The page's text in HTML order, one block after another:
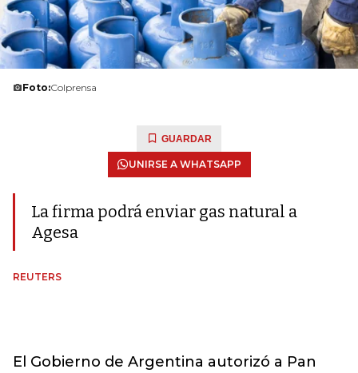
Foto:Colprensa
GUARDAR
UNIRSE A WHATSAPP
La firma podrá enviar gas natural a
Agesa
REUTERS
El Gobierno de Argentina autorizó a Pan